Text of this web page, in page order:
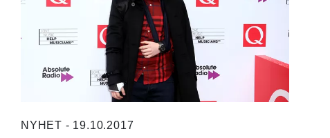
NYHET - 19.10.2017